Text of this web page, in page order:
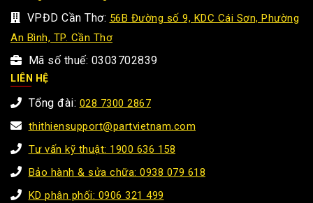
TIN TỨC|THI THIÊN
Hội thảo “Ứng dụng nền tảng dữ liệu và tự động
hóa trong chuyển đổi số ngành y tế” tại Vũng Tàu
By ThiThien
Ngày 21/11 vừa qua, tại thành phố biển Vũng Tàu, hội
thảo “Ứng dụng nền tảng dữ liệu và tự động hóa trong
chuyển đổi số ngành y tế” do IBM Việt Nam phối hợp
cùng Synnex FPT và Thi Thiên tổ chức đã diễn ra thành
công, thu hút sự quan tâm của đông…